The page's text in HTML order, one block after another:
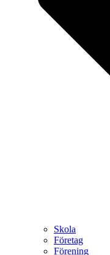
Skola
Företag
Förening